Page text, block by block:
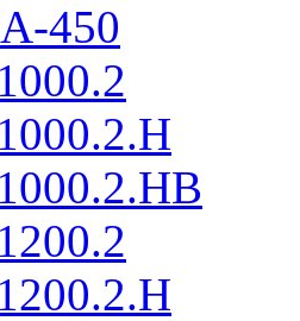
450